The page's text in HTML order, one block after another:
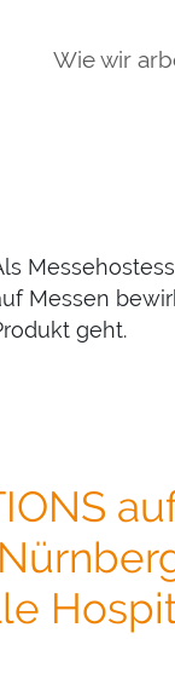
Wie wir
Messen
geht.